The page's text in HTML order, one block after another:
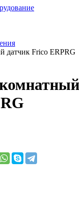
датчик Frico ERPRG